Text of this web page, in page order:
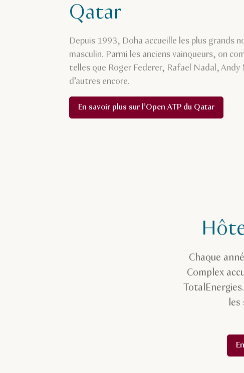
Qatar
Depuis 1993, Doha accueille les plus grands
masculin. Parmi les anciens vainqueurs, on
telles que Roger Federer, Rafael Nadal, Andy
d’autres encore.
En savoir plus sur l’Open ATP du Qatar
Chaque
Complex